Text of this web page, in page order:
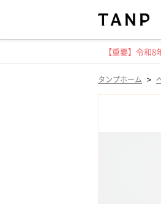
【重要】令和
タンプホーム >